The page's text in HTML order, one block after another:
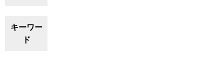
キーワー
ド